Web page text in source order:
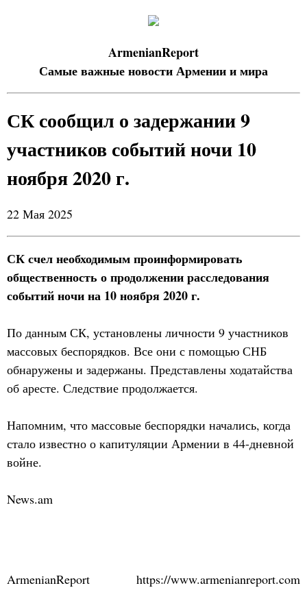
ArmenianReport
Самые важные новости Армении и мира
СК сообщил о задержании 9
участников событий ночи 10
ноября 2020 г.
22 Мая 2025
СК счел необходимым проинформировать
общественность о продолжении расследования
событий ночи на 10 ноября 2020 г.
По данным СК, установлены личности 9 участников
массовых беспорядков. Все они с помощью СНБ
обнаружены и задержаны. Представлены ходатайства
об аресте. Следствие продолжается.
Напомним, что массовые беспорядки начались, когда
стало известно о капитуляции Армении в 44-дневной
войне.
News.am
ArmenianReport https://www.armenianreport.com